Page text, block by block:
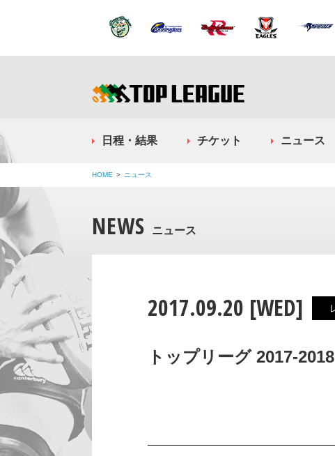
日程・結果 チケット ニュース
HOME ニュース
NEWS ニュース
2017.09.20 [WED]
トップリーグ 2017-